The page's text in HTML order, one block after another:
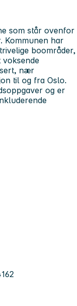
som står ovenfor
Kommunen har
boområder,
nær
til og fra Oslo.
og er